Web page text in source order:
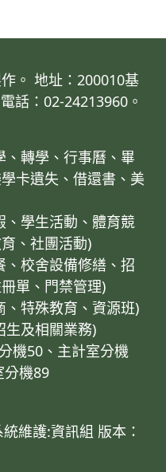
。 地址：200010基
話：02-24213960。
、轉學、行事曆、畢
卡遺失、借還書、美
、學生活動、體育競
、社團活動)
、校舍設備修繕、招
單、門禁管理)
、特殊教育、資源班)
生及相關業務)
機50、主計室分機
分機89
維護:資訊組 版本：